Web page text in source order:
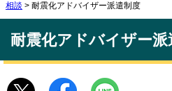
相談 > 耐震化アドバイザー派遣制度
耐震化アドバイザー派